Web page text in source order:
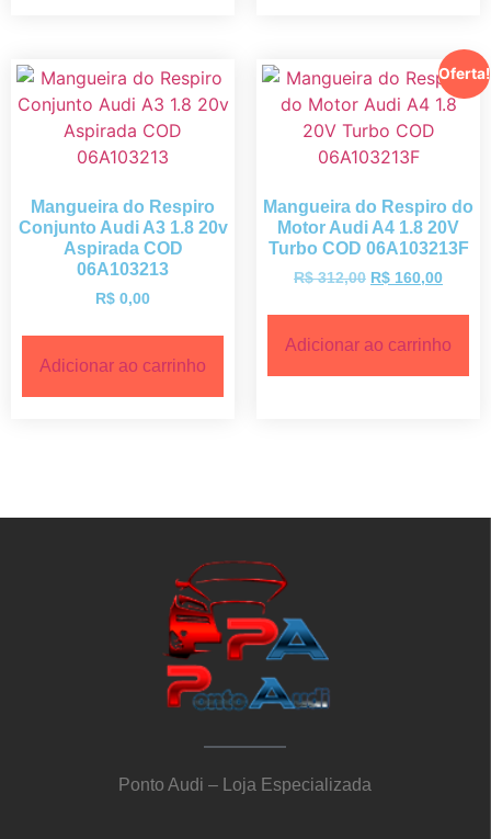
Mangueira do Respiro
Conjunto Audi A3 1.8 20v
Aspirada COD
06A103213
R$ 0,00
Adicionar ao carrinho
Oferta!
Mangueira do Respiro do
Motor Audi A4 1.8 20V
Turbo COD 06A103213F
R$312,00 R$ 160,00
Adicionar ao carrinho
Ponto Audi – Loja Especializada